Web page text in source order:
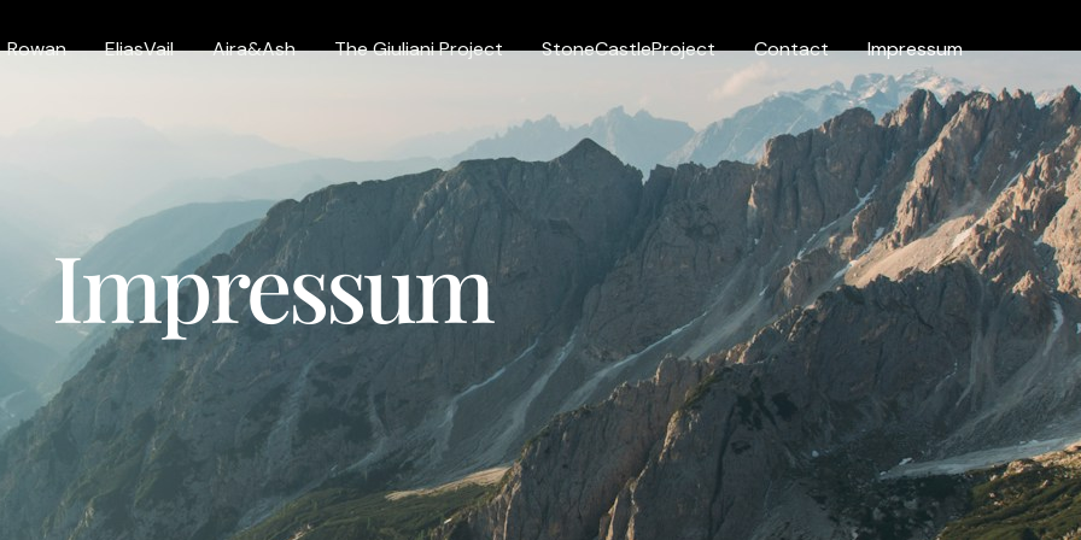
Rowan EliasVail Aira&Ash The Giuliani Project StoneCastleProject Contact Impressum
Impressum